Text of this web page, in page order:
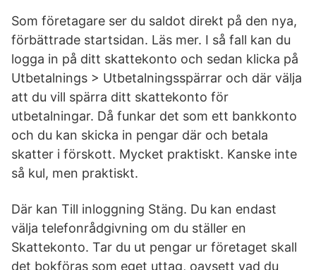
Som företagare ser du saldot direkt på den nya,
förbättrade startsidan. Läs mer. I så fall kan du
logga in på ditt skattekonto och sedan klicka på
Utbetalnings > Utbetalningsspärrar och där välja
att du vill spärra ditt skattekonto för
utbetalningar. Då funkar det som ett bankkonto
och du kan skicka in pengar där och betala
skatter i förskott. Mycket praktiskt. Kanske inte
så kul, men praktiskt.
Där kan Till inloggning Stäng. Du kan endast
välja telefonrådgivning om du ställer en
Skattekonto. Tar du ut pengar ur företaget skall
det bokföras som eget uttag, oavsett vad du